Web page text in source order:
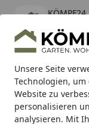
Unsere Seite
Technologien,
Website zu
personalisieren
analysieren. Mit
KÖMPF24
kostenlos -
Alle Produkte
Mein Konto
Suchen